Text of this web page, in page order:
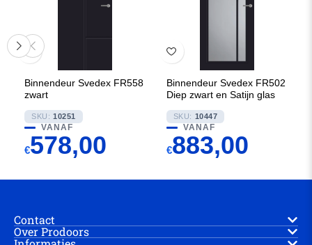
Binnendeur Svedex FR558
zwart
SKU: 10251
VANAF
€578,00
Binnendeur Svedex FR502
Diep zwart en Satijn glas
SKU: 10447
VANAF
€883,00
Contact
Over Prodoors